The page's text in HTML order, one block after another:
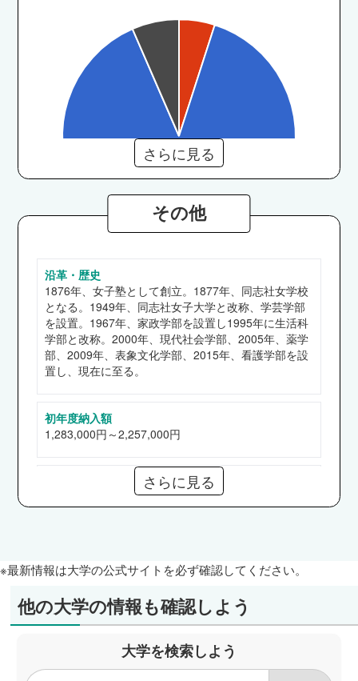
学芸学部
島村楽器、ヤマハ音楽振興会、ANAウイングス、
エイチ・アイ・エス、三木楽器、富士通、
NHK、JAL、ANA、ヒルトングループ 他
現代社会学部
都府、大阪府、滋賀県、奈良県、兵庫県）、市職
員（京田辺市）、府職員（大阪府）、積水ハウ
アイングループ、総合メディカル、スギ薬局、東
和薬品、クオール、武田病院グループ、大阪医科
京都大学医学部附属病院、大阪市立総合医療セン
ター、大阪医科薬科大学病院、関西医科大学附属
病院、住友病院、府職員（京都府） 他
京都銀行、ANA関西空港、日本生命保険、丸大食
さらに見る
その他
沿革・歴史
1876年、女子塾として創立。1877年、同志社女学校
となる。1949年、同志社女子大学と改称、学芸学部
を設置。1967年、家政学部を設置し1995年に生活科
学部と改称。2000年、現代社会学部、2005年、薬学
部、2009年、表象文化学部、2015年、看護学部を設
置し、現在に至る。
初年度納入額
1,283,000円～2,257,000円
【給付】高等教育の修学支援新制度、同志社女子大学
【貸与】日本学生支援機構（第一、二種）
通信教育部
なし
短期大学部
さらに見る
※最新情報は大学の公式サイトを必ず確認してください。
他の大学の情報も確認しよう
大学を検索しよう